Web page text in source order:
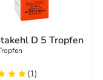
D 5 Tropfen
(1)